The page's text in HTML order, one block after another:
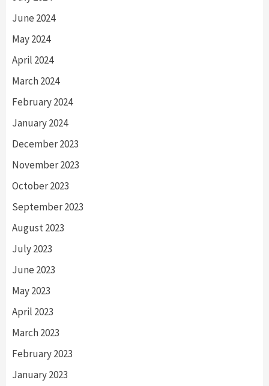
June 2024
May 2024
April 2024
March 2024
February 2024
January 2024
December 2023
November 2023
October 2023
September 2023
August 2023
July 2023
June 2023
May 2023
April 2023
March 2023
February 2023
January 2023